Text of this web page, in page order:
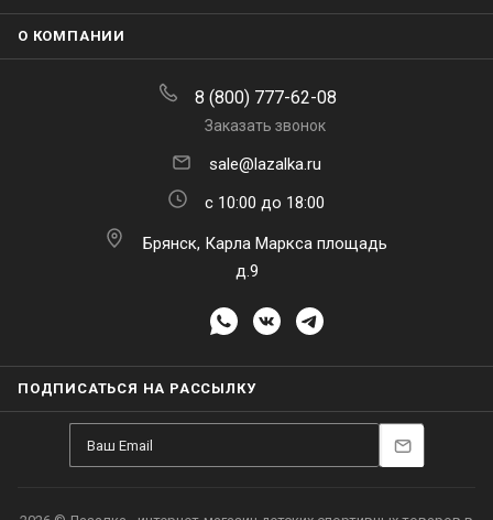
О КОМПАНИИ
8 (800) 777-62-08
Заказать звонок
sale@lazalka.ru
с 10:00 до 18:00
Брянск, Карла Маркса площадь
д.9
ПОДПИСАТЬСЯ НА РАССЫЛКУ